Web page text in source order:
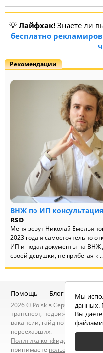
💡 Лайфхак! Знаете ли
бесплатно
Рекомендации
ВНЖ по ИП консультация
RSD
Меня зовут Николай
2023 года я самостоятельно
ИП и подал документы на ВНЖ
своей девушки, не прибегая к
Помощь Блог
2026 © Poisk в Сербии —
транспорт, недвижимость,
вакансии, гайд по Сербии,
переехавших.
Политика конфиденциальности
принимаете
Мы
данных.
Вы